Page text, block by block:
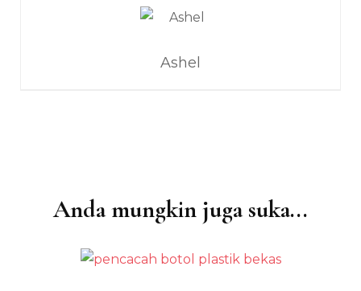
Ashel
NavigasiAnda mungkin juga suka...